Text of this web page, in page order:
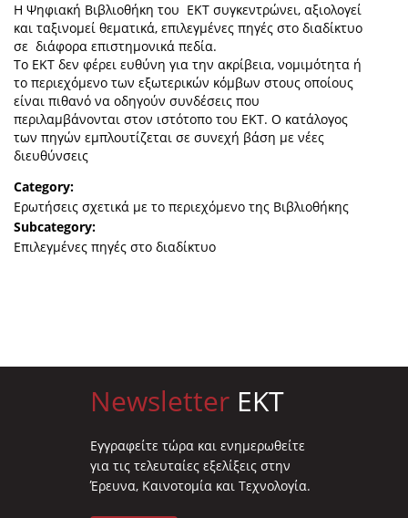
Η Ψηφιακή Βιβλιοθήκη του ΕΚΤ συγκεντρώνει, αξιολογεί
και ταξινομεί θεματικά, επιλεγμένες πηγές στο διαδίκτυο
σε διάφορα επιστημονικά πεδία.
Το ΕΚΤ δεν φέρει ευθύνη για την ακρίβεια, νομιμότητα ή
το περιεχόμενο των εξωτερικών κόμβων στους οποίους
είναι πιθανό να οδηγούν συνδέσεις που
περιλαμβάνονται στον ιστότοπο του ΕΚΤ. Ο κατάλογος
των πηγών εμπλουτίζεται σε συνεχή βάση με νέες
διευθύνσεις
Category:
Ερωτήσεις σχετικά με το περιεχόμενο της Βιβλιοθήκης
Subcategory:
Επιλεγμένες πηγές στο διαδίκτυο
Newsletter EKT
Eγγραφείτε τώρα και ενημερωθείτε
για τις τελευταίες εξελίξεις στην
Έρευνα, Καινοτομία και Τεχνολογία.